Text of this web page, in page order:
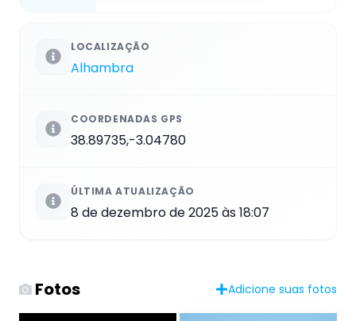
LOCALIZAÇÃO
Alhambra
COORDENADAS GPS
38.89735,-3.04780
ÚLTIMA ATUALIZAÇÃO
8 de dezembro de 2025 às 18:07
Fotos Adicione suas fotos